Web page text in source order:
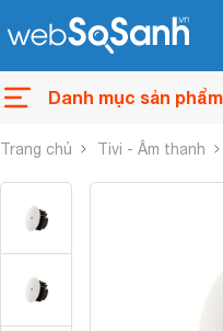
Danh mục sản phẩm
Trang chủ Tivi - Âm thanh